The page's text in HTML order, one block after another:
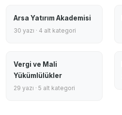
Arsa Yatırım Akademisi
30 yazı · 4 alt kategori
Vergi ve Mali
Yükümlülükler
29 yazı · 5 alt kategori